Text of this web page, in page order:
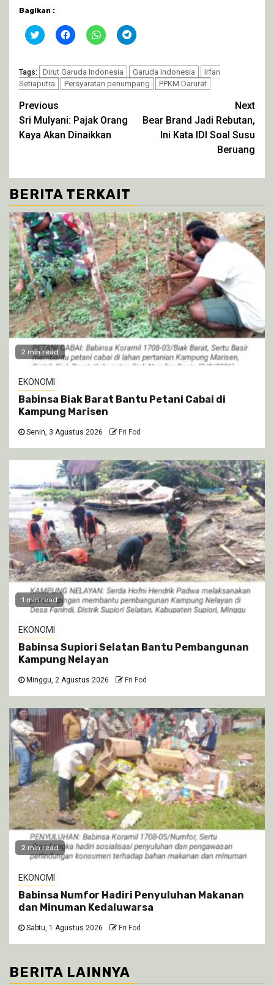
Bagikan :
Klik
untuk
Twitter(Membuka
di
jendela
yang
Klik
untuk
Facebook(Membuka
di
jendela
yang
Klik
untuk
WhatsApp(Membuka
di
jendela
yang
Klik
untuk
Telegram(Membuka
di
jendela
yang
Tags: Dirut Garuda Indonesia Garuda Indonesia
Irfan
Setiaputra
Persyaratan penumpang PPKM Darurat
Continue
Reading
Previous
Sri Mulyani: Pajak Orang
Kaya Akan Dinaikkan
Next
Bear Brand Jadi Rebutan,
Ini Kata IDI Soal Susu
Beruang
BERITA TERKAIT
2 min read
EKONOMI
Babinsa Biak Barat Bantu Petani Cabai di
Kampung Marisen
Senin, 3 Agustus 2026 Fri Fod
1 min read
EKONOMI
Babinsa Supiori Selatan Bantu Pembangunan
Kampung Nelayan
Minggu, 2 Agustus 2026 Fri Fod
2 min read
EKONOMI
Babinsa Numfor Hadiri Penyuluhan Makanan
dan Minuman Kedaluwarsa
Sabtu, 1 Agustus 2026 Fri Fod
BERITA LAINNYA